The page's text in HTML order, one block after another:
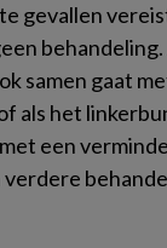
gevallen
behandeling.
samen gaat
als het
een